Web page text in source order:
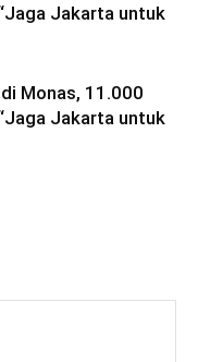
Jakarta untuk
Monas, 11.000
Jakarta untuk